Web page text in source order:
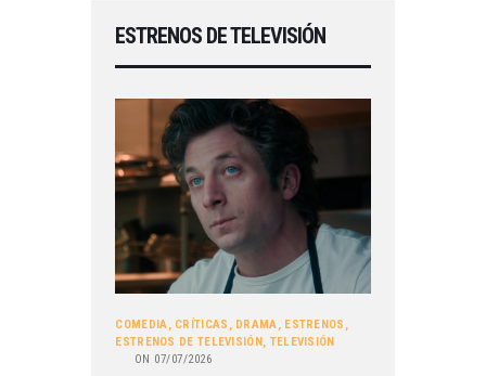
ESTRENOS DE TELEVISIÓN
COMEDIA, CRÍTICAS , DRAMA, ESTRENOS ,
ESTRENOS DE TELEVISIÓN, TELEVISIÓN
ON 07/07/2026